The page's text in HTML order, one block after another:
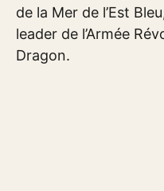
de la Mer de l’Est
leader de l’Armée
Dragon.